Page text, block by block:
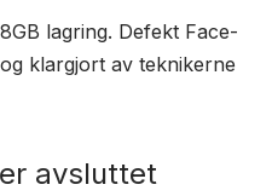
lagring. Defekt Face-
klargjort av teknikerne
avsluttet